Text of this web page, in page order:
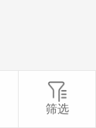
筛选